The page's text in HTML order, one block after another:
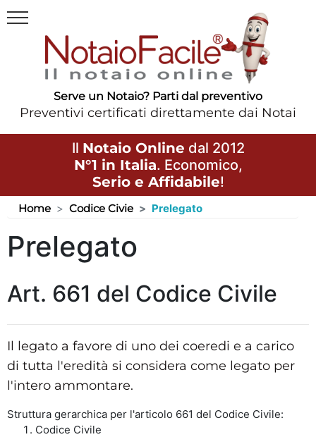
Serve un Notaio? Parti dal preventivo
Preventivi certificati direttamente dai Notai
Il Notaio Online dal 2012
N°1 in Italia. Economico,
Serio e Affidabile!
Home Codice Civie Prelegato
Prelegato
Art. 661 del Codice Civile
Il legato a favore di uno dei coeredi e a carico
di tutta l'eredità si considera come legato per
l'intero ammontare.
Struttura gerarchica per l'articolo 661 del Codice Civile:
Codice Civile